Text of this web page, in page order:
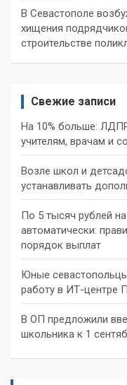
В Севастополе
хищения
строительстве
Свежие записи
На 10% больше:
учителям, врачам и
Возле школ и
устанавливать
По 5 тысяч рублей
автоматически:
порядок выплат
Юные
работу в ИТ-центре
В ОП предложили
школьника к 1